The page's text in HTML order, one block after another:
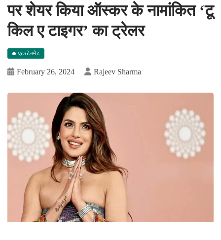
पर शेयर किया ऑस्कर के नामांकित ‘टू
किल ए टाइगर’ का ट्रेलर
एंटरटेनमेंट
February 26, 2024 Rajeev Sharma